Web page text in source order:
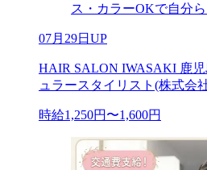
ス・カラーOKで自分
07月29日UP
HAIR SALON IWASAKI 鹿
ュラースタイリスト(株式会
時給1,250円〜1,600円